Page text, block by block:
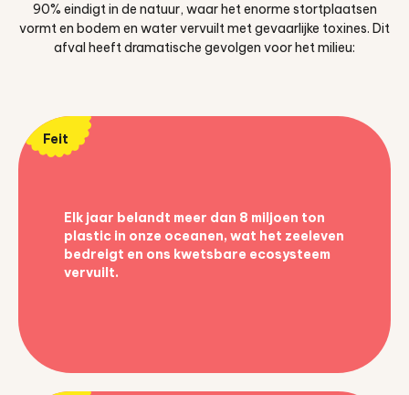
90% eindigt in de natuur, waar het enorme stortplaatsen
vormt en bodem en water vervuilt met gevaarlijke toxines. Dit
afval heeft dramatische gevolgen voor het milieu:
Feit
Elk jaar belandt meer dan 8 miljoen ton
plastic in onze oceanen, wat het zeeleven
bedreigt en ons kwetsbare ecosysteem
vervuilt.